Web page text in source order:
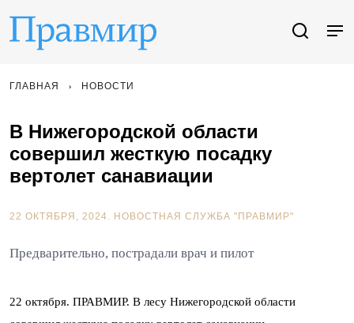
ГЛАВНАЯ НОВОСТИ
В Нижегородской области
совершил жесткую посадку
вертолет санавиации
22 ОКТЯБРЯ, 2024. НОВОСТНАЯ СЛУЖБА "ПРАВМИР"
Предварительно, пострадали врач и пилот
22 октября. ПРАВМИР. В лесу Нижегородской области